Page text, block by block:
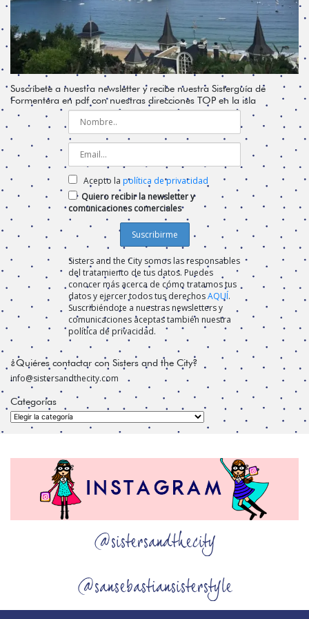
Suscríbete a nuestra newsletter y recibe nuestra Sisterguía de
Formentera en pdf con nuestras direcciones TOP en la isla
Acepto la política de privacidad
Quiero recibir la newsletter y
comunicaciones comerciales
Sisters and the City somos las responsables
del tratamiento de tus datos. Puedes
conocer más acerca de cómo tratamos tus
datos y ejercer todos tus derechosAQUÍ.
Suscribiéndote a nuestras newsletters y
comunicaciones aceptas también nuestra
política de privacidad.
¿Quiéres contactar con Sisters and the City?
info@sistersandthecity.com
Categorías
Categorías
@sistersandthecity
@sansebastiansisterstyle